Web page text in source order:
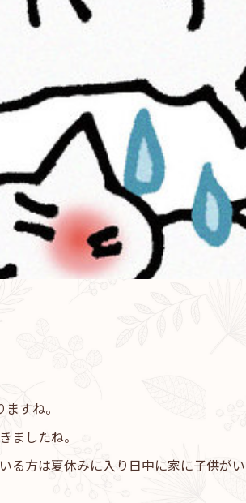
すね。
ましたね。
る方は夏休みに入り日中に家に子供が